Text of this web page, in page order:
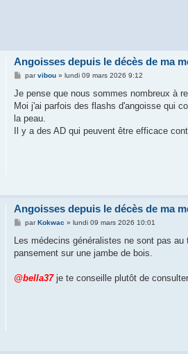
Angoisses depuis le décès de ma
M
s
a
g
e
parvibou» lundi 09 mars 2026 9:12
Je pense que nous sommes nombreux à
Moi j'ai parfois des flashs d'angoisse qui
la peau.
Il y a des AD qui peuvent être efficace
Angoisses depuis le décès de ma
M
s
a
parKokwac » lundi 09 mars 2026 10:01
Les médecins généralistes ne sont pas
pansement sur une jambe de bois.
@bella37je te conseille plutôt de